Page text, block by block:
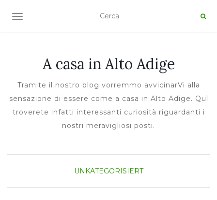
TOGGLE NAVIGATION
A casa in Alto Adige
Tramite il nostro blog vorremmo avvicinarVi alla
sensazione di essere come a casa in Alto Adige. Quì
troverete infatti interessanti curiosità riguardanti i
nostri meravigliosi posti.
UNKATEGORISIERT